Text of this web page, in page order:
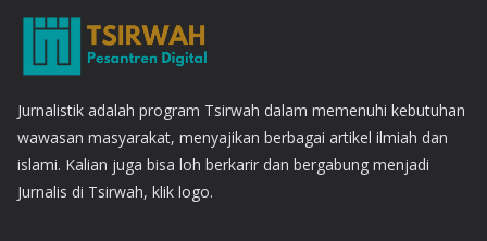
Jurnalistik adalah program Tsirwah dalam memenuhi kebutuhan
wawasan masyarakat, menyajikan berbagai artikel ilmiah dan
islami. Kalian juga bisa loh berkarir dan bergabung menjadi
Jurnalis di Tsirwah, klik logo.